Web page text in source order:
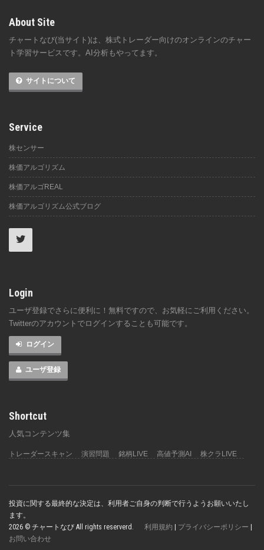
About Site
チャートなび(当サイト)は、株式トレーダー向けのオンラインのチャー
ト学習サービスです。AI分析もやってます。
サイトについて
Service
株センサー
株価アルゴリズム
株価アルゴREAL
株価アルゴリズム公式ブログ
Login
ユーザ登録でさらに便利に！無料ですので、お気軽にご利用ください。
Twitterのアカウントでログインすることも可能です。
ログイン
ユーザ登録
Shortcut
人気コンテンツ集
トレーダースキャン 演習問題 銘柄LIVE 高値予測AI 株クラLIVE
投資に関する最終的な決定は、利用者ご自身の判断で行うようお願いいたし
ます。
2026 © チャートなび All rights reserverd. 利用規約 プライバシーポリシー
お問い合わせ